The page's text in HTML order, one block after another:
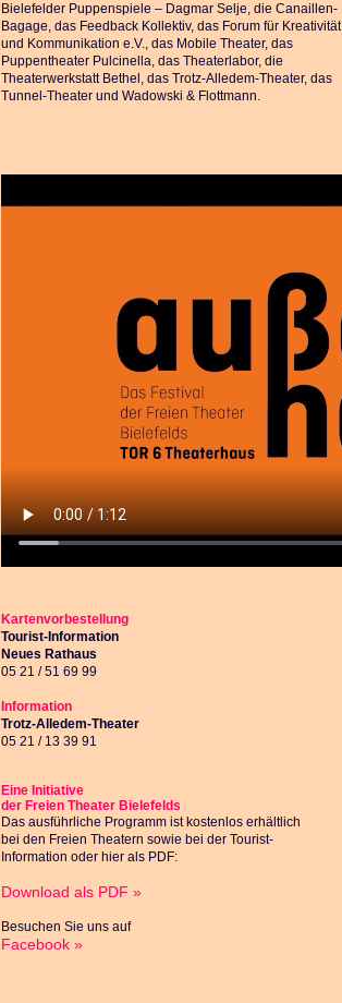
Bielefelder Puppenspiele – Dagmar Selje, die Canaillen-
Bagage, das Feedback Kollektiv, das Forum für Kreativität
und Kommunikation e.V., das Mobile Theater, das
Puppentheater Pulcinella, das Theaterlabor, die
Theaterwerkstatt Bethel, das Trotz-Alledem-Theater, das
Tunnel-Theater und Wadowski & Flottmann.
Kartenvorbestellung
Tourist-Information
Neues Rathaus
05 21 / 51 69 99
Information
Trotz-Alledem-Theater
05 21 / 13 39 91
Eine Initiative
der Freien Theater Bielefelds
Das ausführliche Programm ist kostenlos erhältlich
bei den Freien Theatern sowie bei der Tourist-
Information oder hier als PDF:
Download als PDF »
Besuchen Sie uns auf
Facebook »